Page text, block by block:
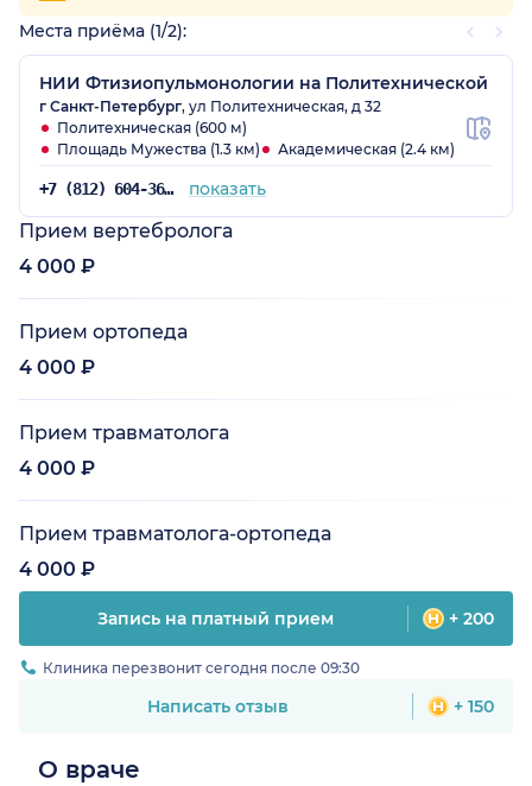
Места приёма (1/2):
НИИ Фтизиопульмонологии на Политехнической
г Санкт-Петербург, ул Политехническая, д 32
Политехническая (600 м)
Площадь Мужества (1.3 км)
Академическая (2.4 км)
+7 (812) 604-36-34 показать
Прием вертебролога
4 000 ₽
Прием ортопеда
4 000 ₽
Прием травматолога
4 000 ₽
Прием травматолога-ортопеда
4 000 ₽
Запись на платный прием + 200
Клиника перезвонит сегодня после 09:30
Написать отзыв + 150
О враче